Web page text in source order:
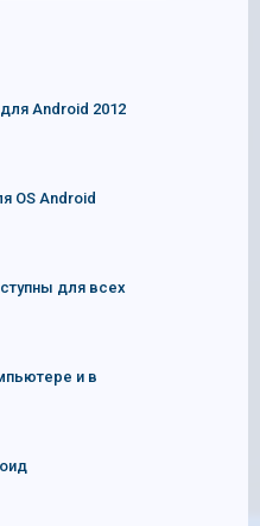
Android 2012
OS Android
для всех
и в